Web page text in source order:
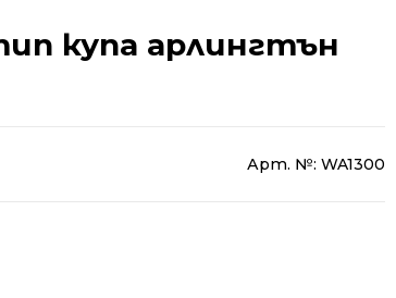
купа арлингтън
Арт. №: WA1300